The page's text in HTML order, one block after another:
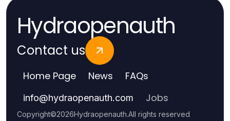
Hydraopenauth
Contact us
Home Page News FAQs
info@hydraopenauth.com Jobs
Copyright©2026Hydraopenauth.All rights reserved